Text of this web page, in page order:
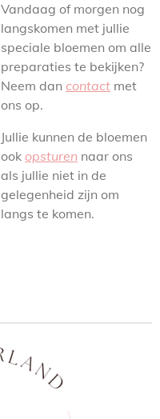
Vandaag of morgen nog
langskomen met jullie
speciale bloemen om alle
preparaties te bekijken?
Neem dan contact met
ons op.
Jullie kunnen de bloemen
ook opsturen naar ons
als jullie niet in de
gelegenheid zijn om
langs te komen.